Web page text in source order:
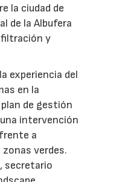
la ciudad de
de la Albufera
y
experiencia del
en la
de gestión
intervención
a
verdes.
secretario